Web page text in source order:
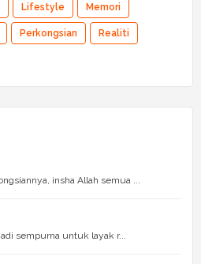
Lifestyle Memori
Perkongsian Realiti
insha Allah semua ...
sempurna untuk layak r...